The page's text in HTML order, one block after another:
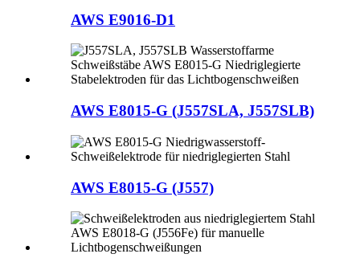
AWS E9016-D1
AWS E8015-G (J557SLA, J557SLB)
AWS E8015-G (J557)